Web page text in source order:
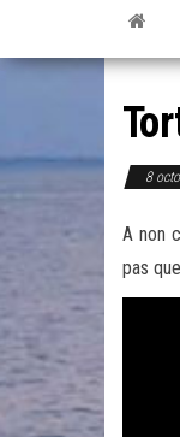
8
A non
pas